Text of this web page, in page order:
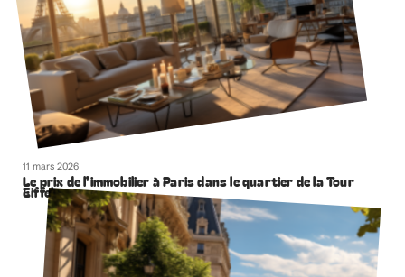
11 mars 2026
Le prix de l’immobilier à Paris dans le quartier de la Tour
Eiffel